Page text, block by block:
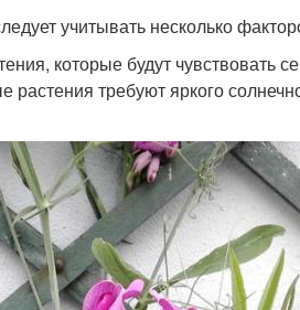
учитывать несколько
которые будут чувствовать
требуют яркого